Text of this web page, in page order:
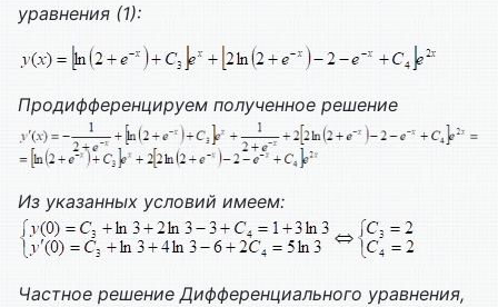
уравнения (1):
Продифференцируем полученное решение
Из указанных условий имеем:
Частное решениеДифференциального уравнения,